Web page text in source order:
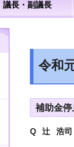
議長・副議長
令和
補助金
Q 辻 浩司